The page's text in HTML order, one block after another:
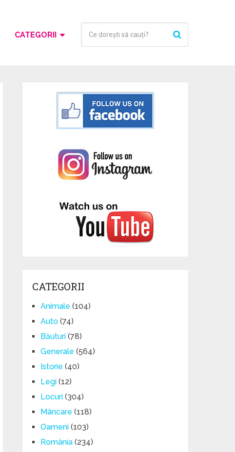
CATEGORII
CATEGORII
Animale (104)
Auto (74)
Băuturi (78)
Generale (564)
Istorie (40)
Legi (12)
Locuri (304)
Mâncare (118)
Oameni (103)
România (234)